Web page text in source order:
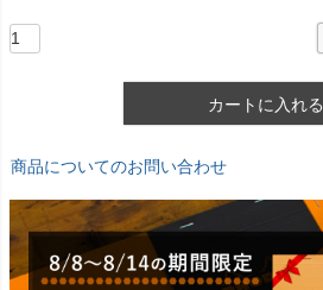
カートに入れる
商品についてのお問い合わせ